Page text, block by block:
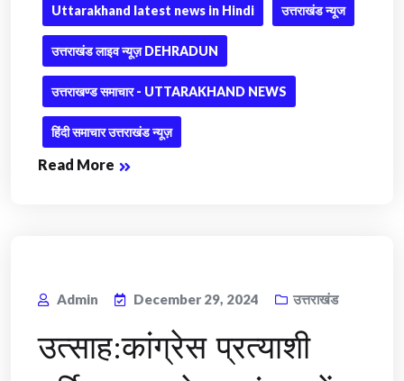
Uttarakhand latest news in Hindi उत्तराखंड न्यूज
उत्तराखंड लाइव न्यूज़ DEHRADUN
उत्तराखण्ड समाचार - UTTARAKHAND NEWS
हिंदी समाचार उत्तराखंड न्यूज़
Read More
Admin December 29, 2024 उत्तराखंड
उत्साह:कांग्रेस प्रत्याशी